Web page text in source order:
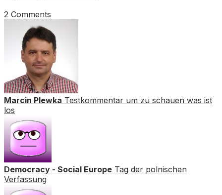
2 Comments
Marcin Plewka Testkommentar um zu schauen was ist
los
Democracy - Social Europe Tag der polnischen
Verfassung